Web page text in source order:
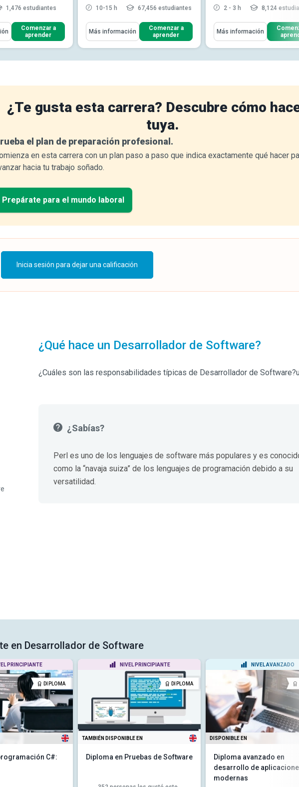
1,476 estudiantes
y deberes
de soft...
y las habilidades y
Comenzar a
aprender
10-15 h
67,456 estudiantes
Aprenderás Cómo
Identificar formas de reducir
errores en tu programa de ...
Distinguir entre el proceso de
las pruebas de software
unidad y cuándo s...Leer más
Más información
Comenzar a
aprender
2 - 3 h
8,124
Aprenderás Cómo
Explicar el papel de las
de seguridad en la acep...
Describa cómo cumplir
Más información
¿Te gusta esta carrera? Descubre cómo
tuya.
el plan de preparación profesional.
en esta carrera con un plan paso a paso que indica exactamente qué hacer
hacia tu trabajo soñado.
Prepárate para el mundo laboral
Inicia sesión para dejar una calificación
¿Qué hace un Desarrollador de Software?
¿Cuáles son las responsabilidades típicas de Desarrollador de
¿Sabías?
Perl es uno de los lenguajes de software más populares y es
como la “navaja suiza” de los lenguajes de programación debido a su
versatilidad.
en Desarrollador de Software
PRINCIPIANTE
DIPLOMA
C#:
NIVEL PRINCIPIANTE
DIPLOMA
TAMBIÉN DISPONIBLE EN
Diploma en Pruebas de Software
NIVEL AVANZADO
DISPONIBLE EN
Diploma avanzado en
desarrollo de
modernas